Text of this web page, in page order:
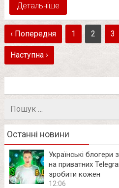
Детальніше
‹ Попередня 1 2 3
Наступна ›
Пошук
Останні новини
Українські
на приватних
зробити кожен
12:06